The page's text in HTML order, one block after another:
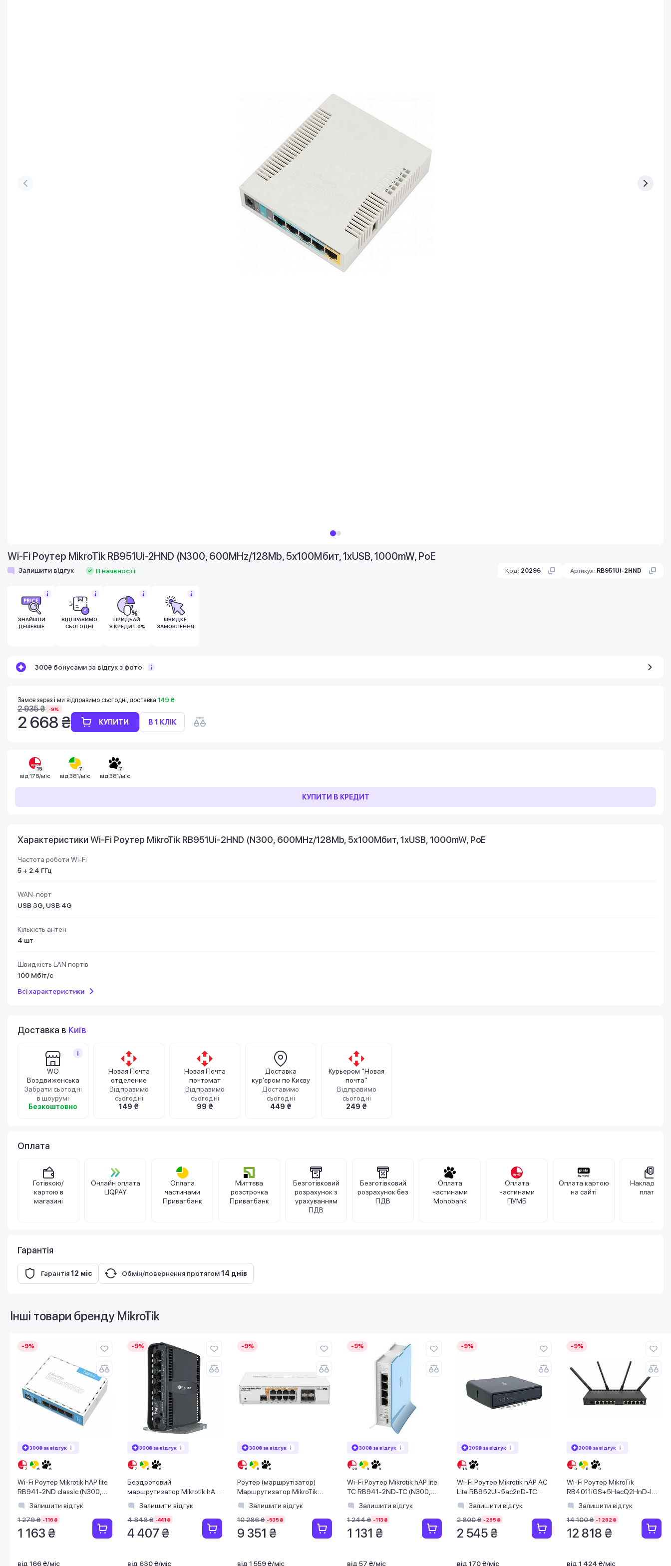
Wi-Fi Роутер MikroTik RB951Ui-2HND (N300, 600MHz/128Mb, 5х100Мбит, 1хUSB, 1000mW, PoE
Залишити відгук В наявності Код: 20296 Артикул: RB951Ui-2HND
ЗНАЙШЛИ
ДЕШЕВШЕ
ВІДПРАВИМО
СЬОГОДНІ
ПРИДБАЙ
В КРЕДИТ 0%
ШВИДКЕ
ЗАМОВЛЕННЯ
300₴ бонусами за відгук з фото
Замов зараз і ми відправимо сьогодні, доставка 149 ₴
2 935 ₴ -9%
2 668 ₴ КУПИТИ В 1 КЛІК
15
від 178/міс
7
від 381/міс
7
від 381/міс
КУПИТИ В КРЕДИТ
Характеристики Wi-Fi Роутер MikroTik RB951Ui-2HND (N300, 600MHz/128Mb, 5х100Мбит, 1хUSB, 1000mW, PoE
Частота роботи Wi-Fi
5 + 2.4 ГГц
WAN-порт
USB 3G, USB 4G
Кількість антен
4 шт
Швидкість LAN портів
100 Мбіт/с
Всі характеристики
Доставка в Київ
WO
Воздвиженська
Забрати сьогодні
в шоурумі
Безкоштовно
Новая Почта
отделение
Відправимо
сьогодні
149 ₴
Новая Почта
почтомат
Відправимо
сьогодні
99 ₴
Доставка
кур'єром по Києву
Доставимо
сьогодні
449 ₴
Курьером "Новая
почта"
Відправимо
сьогодні
249 ₴
Оплата
Готівкою/
картою в
магазині
Онлайн оплата
LIQPAY
Оплата
частинами
Приватбанк
Миттєва
розстрочка
Приватбанк
Безготівковий
розрахунок з
урахуванням
ПДВ
Безготівковий
розрахунок без
ПДВ
Оплата
частинами
Monobank
Оплата
частинами
ПУМБ
Оплата картою
на сайті
Накладений
платіж
Гарантія
Гарантія12 міс Обмін/повернення протягом14 днів
Інші товари бренду MikroTik
-9%
300₴ за відгук
Wi-Fi Роутер Mikrotik hAP lite
RB941-2ND classic (N300,
650MHz/32Mb, 4xFE, 1,5 dBi)
Залишити відгук
1 279 ₴ -116 ₴
1 163 ₴
від 166 ₴/міс
-9%
300₴ за відгук
Бездротовий
маршрутизатор Mikrotik hAP
AX2 (C52iG-5HaxD2HaxD-
TC)
Залишити відгук
4 848 ₴ -441 ₴
4 407 ₴
від 630 ₴/міс
-9%
300₴ за відгук
Роутер (маршрутiзатор)
Маршрутизатор MikroTik
CRS112-8P-4S-IN (8xGE PoE,
4хSFP)
Залишити відгук
10 286 ₴ -935 ₴
9 351 ₴
від 1 559 ₴/міс
-9%
300₴ за відгук
Wi-Fi Роутер Mikrotik hAP lite
TC RB941-2ND-TC (N300,
650MHz/32Mb, 4x10/100
Ethernet p
Залишити відгук
1 244 ₴ -113 ₴
1 131 ₴
від 57 ₴/міс
-9%
300₴ за відгук
Wi-Fi Роутер Mikrotik hAP AC
Lite RB952Ui-5ac2nD-TC
(AC, 650MHz/64Mb, 5xFE, 2
dBi, Tow
Залишити відгук
2 800 ₴ -255 ₴
2 545 ₴
від 170 ₴/міс
-9%
300₴ за відгук
Wi-Fi Роутер MikroTik
RB4011iGS+5HacQ2HnD-IN
(AC2000, 4x1.4 GHz/1Gb,
10x1GE, 1xSFP+, MU-MIMO, 4
ант
Залишити відгук
14 100 ₴ -1 282 ₴
12 818 ₴
від 1 424 ₴/міс